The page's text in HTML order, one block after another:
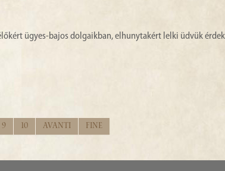
ügyes-bajos dolgaikban, elhunytakért lelki üdvük
9 10 Avanti Fine